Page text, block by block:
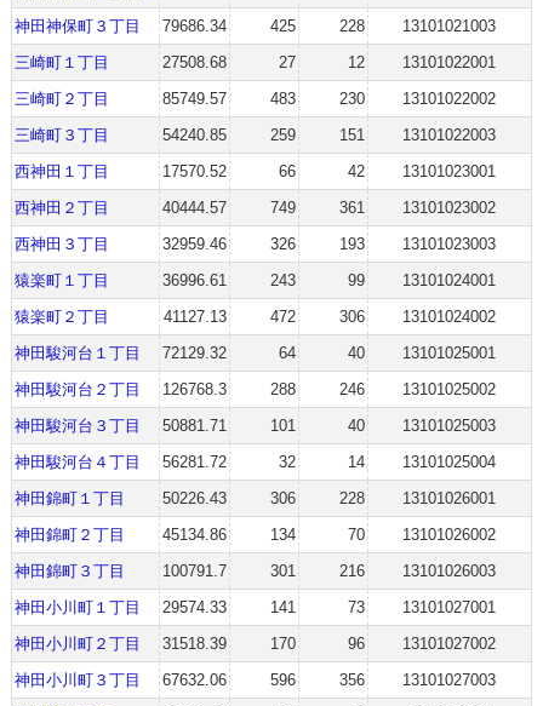
神田神保町３丁目
79686.34 425 228
13101021003
三崎町１丁目
27508.68 27 12
13101022001
三崎町２丁目
85749.57 483 230
13101022002
三崎町３丁目
54240.85 259 151
13101022003
西神田１丁目
17570.52 66 42
13101023001
西神田２丁目
40444.57 749 361
13101023002
西神田３丁目
32959.46 326 193
13101023003
猿楽町１丁目
36996.61 243 99
13101024001
猿楽町２丁目
41127.13 472 306
13101024002
神田駿河台１丁目
72129.32 64 40
13101025001
神田駿河台２丁目
126768.3 288 246
13101025002
神田駿河台３丁目
50881.71 101 40
13101025003
神田駿河台４丁目
56281.72 32 14
13101025004
神田錦町１丁目
50226.43 306 228
13101026001
神田錦町２丁目
45134.86 134 70
13101026002
神田錦町３丁目
100791.7 301 216
13101026003
神田小川町１丁目
29574.33 141 73
13101027001
神田小川町２丁目
31518.39 170 96
13101027002
神田小川町３丁目
67632.06 596 356
13101027003